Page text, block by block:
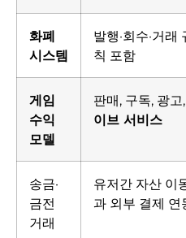
화폐
시스템
발행·회수·거래
칙 포함
게임
수익
모델
판매, 구독, 광고,
이브 서비스
송금·
금전
거래
유저간 자산 이
과 외부 결제 연